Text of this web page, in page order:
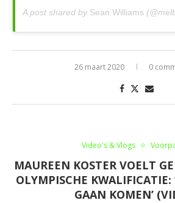
A post shared by Sean Williams
26 maart 2020 0
Video's & Vlogs
MAUREEN KOSTER VOELT
OLYMPISCHE KWALIFICATIE:
GAAN KOMEN’